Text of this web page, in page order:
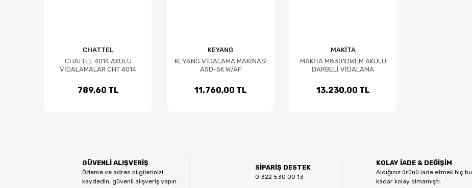
CHATTEL
CHATTEL 4014 AKÜLÜ
VİDALAMALAR CHT 4014
789,60 TL
KEYANG
KEYANG VİDALAMA MAKİNASI
ASD-5K W/AF
11.760,00 TL
MAKİTA
MAKİTA M8301DWEM AKÜLÜ
DARBELİ VİDALAMA
13.230,00 TL
GÜVENLİ ALIŞVERİŞ
Ödeme ve adres bilgilerinizi
kaydedin, güvenli alışveriş yapın.
SİPARİŞ DESTEK
0 322 530 00 13
KOLAY İADE & DEĞİŞİM
Aldığınız ürünü iade etmek hiç bu
kadar kolay olmamıştı.